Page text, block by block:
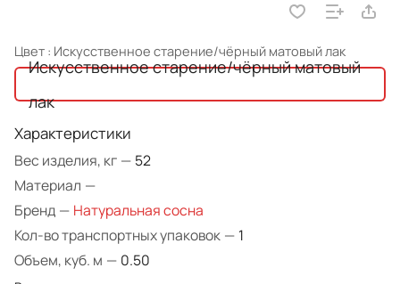
Цвет : Искусственное старение/чёрный матовый лак
Искусственное старение/чёрный матовый
лак
Характеристики
Вес изделия, кг — 52
Материал —
Бренд — Натуральная сосна
Кол-во транспортных упаковок — 1
Объем, куб. м — 0.50